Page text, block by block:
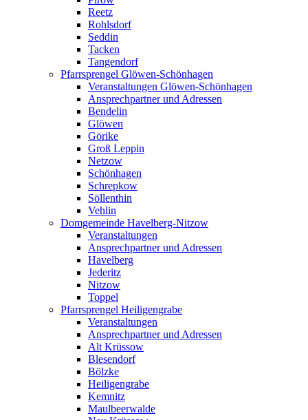
Reetz
Rohlsdorf
Seddin
Tacken
Tangendorf
Pfarrsprengel Glöwen-Schönhagen
Veranstaltungen Glöwen-Schönhagen
Ansprechpartner und Adressen
Bendelin
Glöwen
Görike
Groß Leppin
Netzow
Schönhagen
Schrepkow
Söllenthin
Vehlin
Domgemeinde Havelberg-Nitzow
Veranstaltungen
Ansprechpartner und Adressen
Havelberg
Jederitz
Nitzow
Toppel
Pfarrsprengel Heiligengrabe
Veranstaltungen
Ansprechpartner und Adressen
Alt Krüssow
Blesendorf
Bölzke
Heiligengrabe
Kemnitz
Maulbeerwalde